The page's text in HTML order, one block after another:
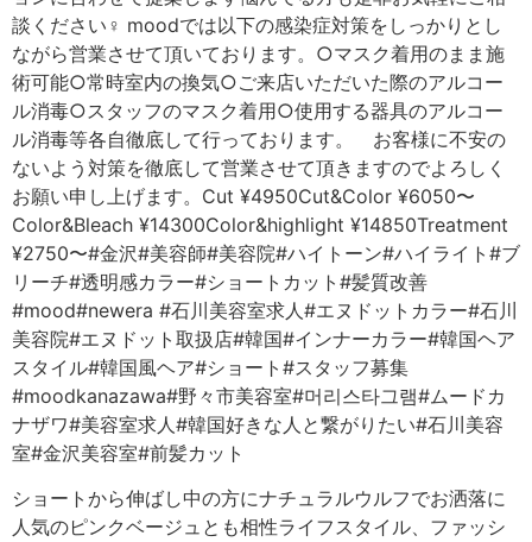
ショートから伸ばし中の方にナチュラルウルフでお洒落に
人気のピンクベージュとも相性ライフスタイル、ファッシ